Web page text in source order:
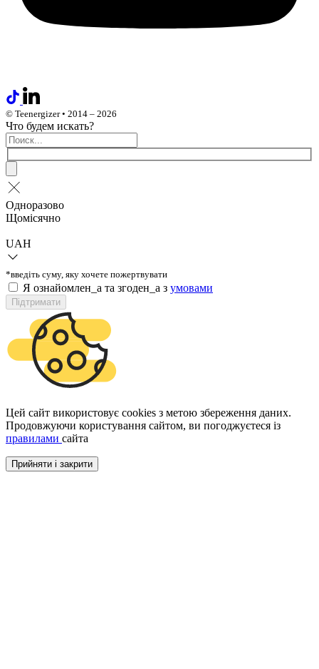
© Teenergizer • 2014 – 2026
Что будем искать?
Одноразово
Щомісячно
UAH
*введіть суму, яку хочете пожертвувати
Я ознайомлен_а та згоден_а з умовами
Підтримати
Цей сайт використовує cookies з метою збереження даних.
Продовжуючи користування сайтом, ви погоджуєтеся із
правилами сайта
Прийняти і закрити